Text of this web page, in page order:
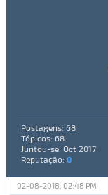
Postagens: 68
Tópicos: 68
Juntou-se: Oct 2017
Reputação: 0
02-08-2018, 02:48 PM